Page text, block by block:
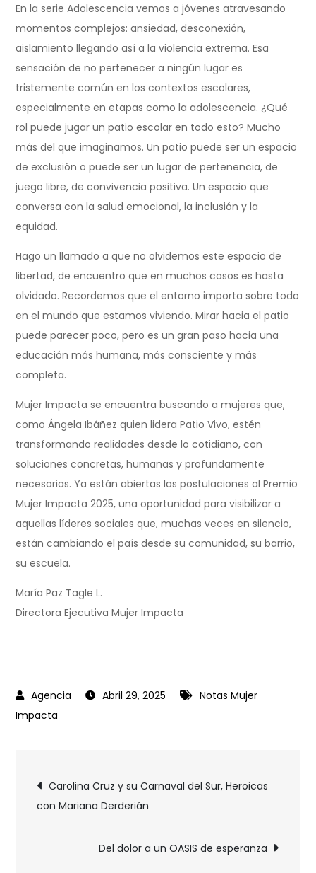
En la serie Adolescencia vemos a jóvenes atravesando
momentos complejos: ansiedad, desconexión,
aislamiento llegando así a la violencia extrema. Esa
sensación de no pertenecer a ningún lugar es
tristemente común en los contextos escolares,
especialmente en etapas como la adolescencia. ¿Qué
rol puede jugar un patio escolar en todo esto? Mucho
más del que imaginamos. Un patio puede ser un espacio
de exclusión o puede ser un lugar de pertenencia, de
juego libre, de convivencia positiva. Un espacio que
conversa con la salud emocional, la inclusión y la
equidad.
Hago un llamado a que no olvidemos este espacio de
libertad, de encuentro que en muchos casos es hasta
olvidado. Recordemos que el entorno importa sobre todo
en el mundo que estamos viviendo. Mirar hacia el patio
puede parecer poco, pero es un gran paso hacia una
educación más humana, más consciente y más
completa.
Mujer Impacta se encuentra buscando a mujeres que,
como Ángela Ibáñez quien lidera Patio Vivo, estén
transformando realidades desde lo cotidiano, con
soluciones concretas, humanas y profundamente
necesarias. Ya están abiertas las postulaciones al Premio
Mujer Impacta 2025, una oportunidad para visibilizar a
aquellas líderes sociales que, muchas veces en silencio,
están cambiando el país desde su comunidad, su barrio,
su escuela.
María Paz Tagle L.
Directora Ejecutiva Mujer Impacta
Abril 29, 2025
Notas Mujer
Impacta
Carolina Cruz y su Carnaval del Sur, Heroicas
con Mariana Derderián
Del dolor a un OASIS de esperanza